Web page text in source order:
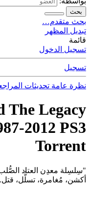
بحث
بحث متقدم…
تبديل المظهر
قائمة
تسجيل الدخول
تسجيل
نظرة عامة تحديثات
The Legacy
2012 PS3
Torrent
أكشن، مُغامرة، تسلُّل، قتل.